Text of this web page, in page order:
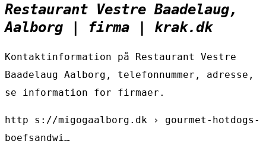
Restaurant Vestre Baadelaug,
Aalborg | firma | krak.dk
Kontaktinformation på Restaurant Vestre
Baadelaug Aalborg, telefonnummer, adresse,
se information for firmaer.
http s://migogaalborg.dk › gourmet-hotdogs-
boefsandwi…